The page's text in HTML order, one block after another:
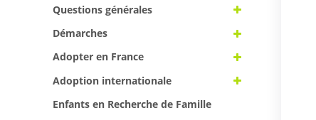
Questions générales
Démarches
Adopter en France
Adoption internationale
Enfants en Recherche de Famille